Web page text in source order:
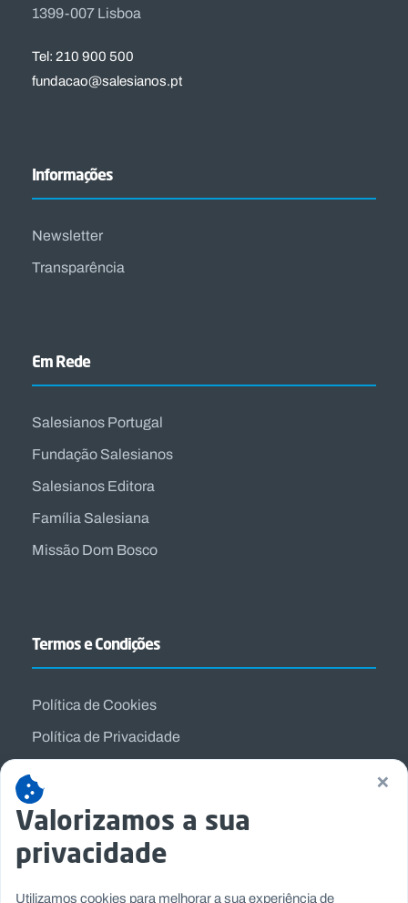
1399-007 Lisboa
Tel: 210 900 500
fundacao@salesianos.pt
Informações
Newsletter
Transparência
Em Rede
Salesianos Portugal
Fundação Salesianos
Salesianos Editora
Família Salesiana
Missão Dom Bosco
Termos e Condições
Política de Cookies
Política de Privacidade
×
Valorizamos a sua
privacidade
Utilizamos cookies para melhorar a sua experiência de